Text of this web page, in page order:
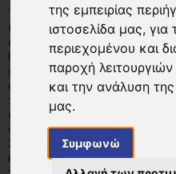
της εμπειρίας
ιστοσελίδα μας,
περιεχομένου και
παροχή
και την ανάλυση
μας.
Συμφωνώ
Το SPORTCAMP.GR (η
περιγράφει τις υπηρεσίες
ακόλουθους όρους και
Προϋποθέσεις»). Με την
αναγνωρίζετε ότι έχετε
ότι, χωρίς περιορισμούς ή
τους Όρους και
οποίων συνιστά η Πολιτική
συνταχθεί σύμφωνα με τους
3471/2006, όπως ισχύουν,
και τις αρχές του δικαίου.